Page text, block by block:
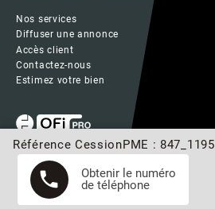
Référence CessionPME : 847_1195
phone
Obtenir le numéro
de téléphone
Nos services
Diffuser une annonce
Accès client
Contactez-nous
Estimez votre bien